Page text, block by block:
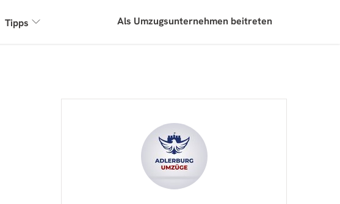
Tipps Als Umzugsunternehmen beitreten